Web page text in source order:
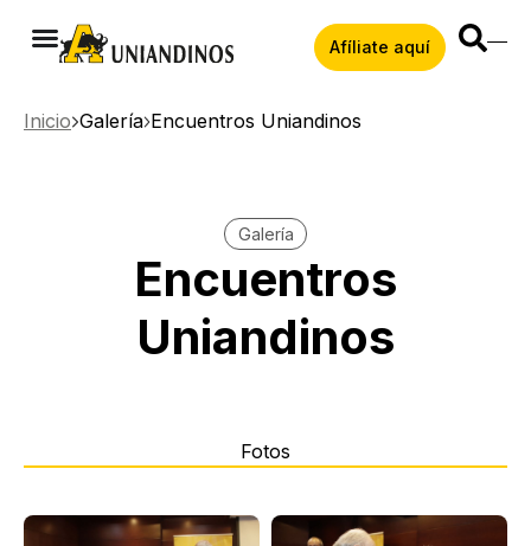
Afíliate aquí
Inicio Galería Encuentros Uniandinos
Galería
Encuentros
Uniandinos
Fotos